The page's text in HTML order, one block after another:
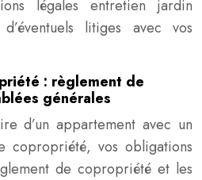
légales entretien jardin
litiges avec vos
: règlement de
générales
d’un appartement avec un
copropriété, vos obligations
de copropriété et les